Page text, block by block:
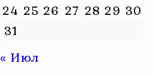
24 25 26 27 28 29 30
31
« Июл